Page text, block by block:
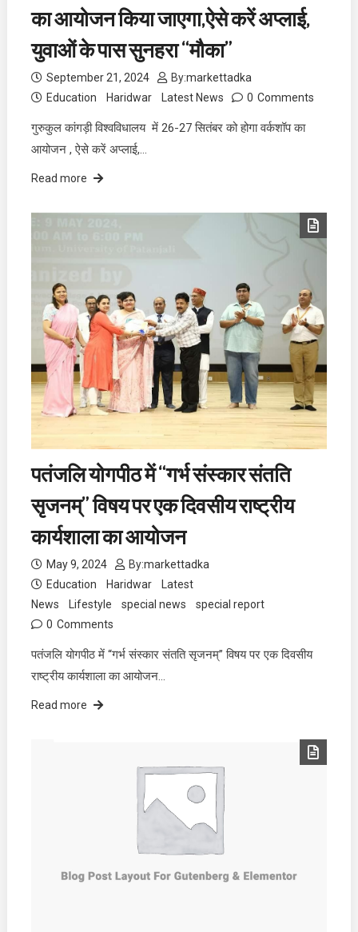
का आयोजन किया जाएगा,ऐसे करें अप्लाई,
युवाओं के पास सुनहरा “मौका”
September 21, 2024 By:markettadka
Education
Haridwar Latest News 0 Comments
गुरुकुल कांगड़ी विश्वविधालय में 26-27 सितंबर को होगा वर्कशॉप का
आयोजन , ऐसे करें अप्लाई,…
Read more
पतंजलि योगपीठ में “गर्भ संस्कार संतति
सृजनम्” विषय पर एक दिवसीय राष्ट्रीय
कार्यशाला का आयोजन
May 9, 2024 By:markettadka
Education
Haridwar
Latest
News
Lifestyle special news
special report
0 Comments
पतंजलि योगपीठ में “गर्भ संस्कार संतति सृजनम्” विषय पर एक दिवसीय
राष्ट्रीय कार्यशाला का आयोजन…
Read more